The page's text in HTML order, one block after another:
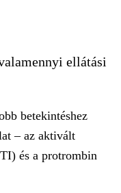
ellátási
betekintéshez
– az aktivált
és a protrombin